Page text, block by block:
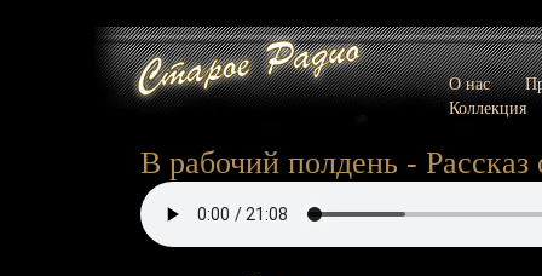
О нас
Коллекция
В рабочий полдень - Рассказ